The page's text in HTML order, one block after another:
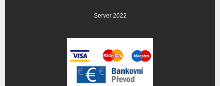
Server 2022